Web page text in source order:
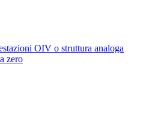
OIV o struttura analoga
zero